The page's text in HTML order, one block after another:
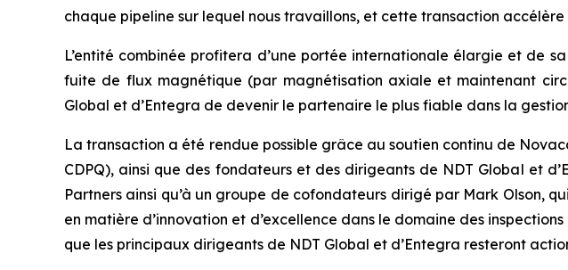
chaque pipeline sur lequel nous travaillons, et cette transaction
L’entité combinée profitera d’une portée internationale élargie et de
fuite de flux magnétique (par magnétisation axiale et maintenant
Global et d’Entegra de devenir le partenaire le plus fiable dans la
La transaction a été rendue possible grâce au soutien continu de
CDPQ), ainsi que des fondateurs et des dirigeants de NDT Global et
Partners ainsi qu’à un groupe de cofondateurs dirigé par Mark Olson,
en matière d’innovation et d’excellence dans le domaine des
que les principaux dirigeants de NDT Global et d’Entegra resteront